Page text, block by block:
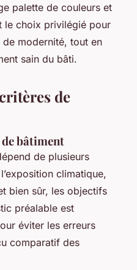
palette de couleurs et
le choix privilégié pour
modernité, tout en
sain du bâti.
de
bâtiment
de plusieurs
climatique,
bien sûr, les objectifs
préalable est
éviter les erreurs
comparatif des